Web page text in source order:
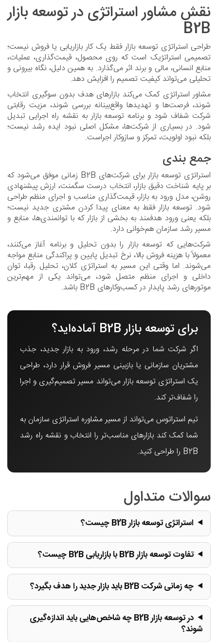
نقش مشاور استراتژی در توسعه بازار
B2B
طراحی استراتژی توسعه بازار فقط یک کار بازاریابی یا فروش نیست؛
تصمیمی استراتژیک است که روی محصول، قیمت‌گذاری، عملیات،
منابع انسانی، مالی و برند اثر می‌گذارد. به همین دلیل، نگاه بیرونی و
تحلیلی می‌تواند کیفیت تصمیم را افزایش دهد.
مشاور استراتژی کمک می‌کند بازارهای هدف بدون سوگیری انتخاب
شوند، فرصت‌ها و تهدیدها واقع‌بینانه بررسی شوند، مزیت رقابتی
شرکت شفاف شود و برنامه توسعه بازار به نقشه راه اجرایی تبدیل
شود. در بسیاری از شرکت‌ها، مشکل اصلی نبود ایده رشد نیست؛
بلکه نبود اولویت، تمرکز و سازوکار اجراست.
جمع‌ بندی
استراتژی توسعه بازار برای شرکت‌های B2B زمانی موفق می‌شود که
بر پایه شناخت دقیق بازار، انتخاب درست سگمنت، ارزش پیشنهادی
روشن، مدل ورود به بازار، قیمت‌گذاری مناسب و اجرای منظم طراحی
شود. توسعه بازار فقط به معنای پیدا کردن مشتری جدید نیست؛
بلکه یعنی ورود هدفمند به بخشی از بازار که با توانمندی‌ها، منابع و
مسیر رشد سازمان هم‌خوانی دارد.
شرکت‌هایی که توسعه بازار را بدون تحلیل و برنامه آغاز می‌کنند،
معمولاً با هزینه فروش بالا، نرخ تبدیل پایین و پراکندگی منابع مواجه
می‌شوند. اما وقتی این مسیر به استراتژی کلان، تحلیل رقبا، توان
داخلی و اجرای منظم متصل شود، می‌تواند یکی از مهم‌ترین
موتورهای رشد پایدار در کسب‌وکارهای B2B باشد.
برای توسعه بازار B2B آماده‌اید؟
اگر شرکت شما در مرحله رشد، ورود به بازار جدید، جذب
مشتریان سازمانی یا بازبینی مسیر فروش قرار دارد، طراحی
یک استراتژی توسعه بازار می‌تواند مسیر تصمیم‌گیری و اجرا
را شفاف‌تر کند.
تیم استراتوس می‌تواند از مسیر مشاوره استراتژی سازمان به
شما کمک کند بازارهای مناسب‌تر را انتخاب و نقشه راه رشد
B2B را طراحی کنید.
سوالات متداول
استراتژی توسعه بازار B2B چیست؟
تفاوت توسعه بازار B2B با بازاریابی B2B چیست؟
چه زمانی شرکت B2B باید بازار جدید را هدف بگیرد؟
در توسعه بازار B2B چه شاخص‌هایی باید اندازه‌گیری
شوند؟